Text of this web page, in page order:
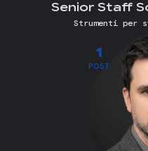
1
POST
Senior Staff
Strumenti per